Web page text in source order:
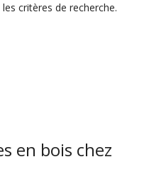
critères de recherche.
en bois chez